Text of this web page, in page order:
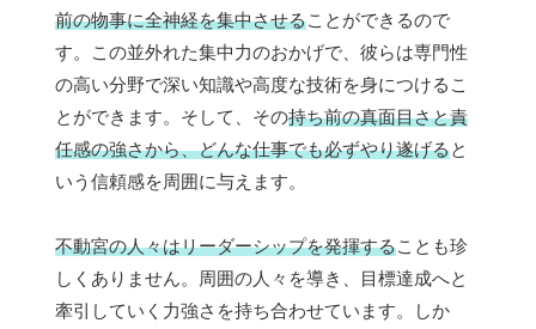
前の物事に全神経を集中させることができるので
す。この並外れた集中力のおかげで、彼らは専門性
の高い分野で深い知識や高度な技術を身につけるこ
とができます。そして、その持ち前の真面目さと責
任感の強さから、どんな仕事でも必ずやり遂げると
いう信頼感を周囲に与えます。
不動宮の人々はリーダーシップを発揮することも珍
しくありません。周囲の人々を導き、目標達成へと
牽引していく力強さを持ち合わせています。しか